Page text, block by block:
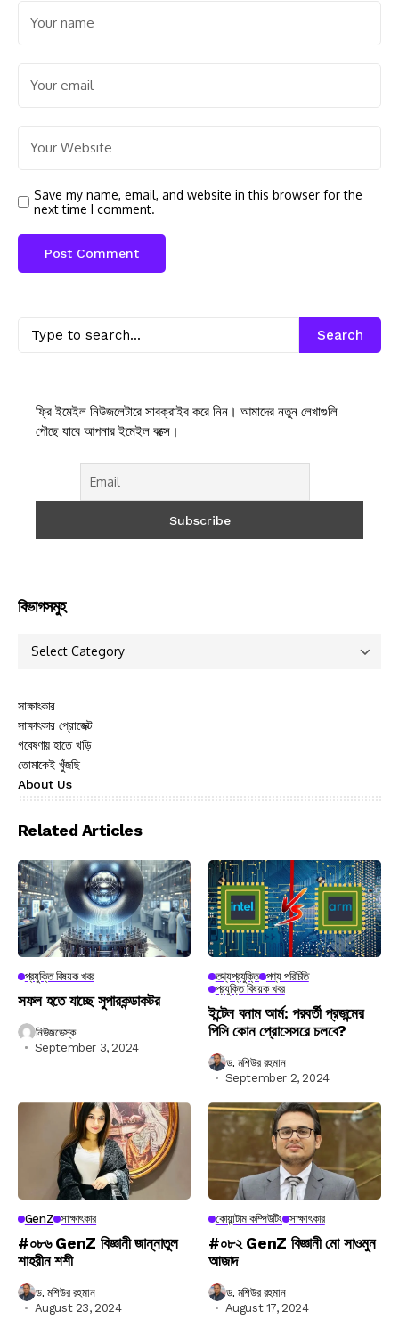
Save my name, email, and website in this browser for the
next time I comment.
Search
ফ্রি ইমেইল নিউজলেটারে সাবক্রাইব করে নিন। আমাদের নতুন লেখাগুলি
পৌছে যাবে আপনার ইমেইল বক্সে।
বিভাগসমুহ
সাক্ষাৎকার
সাক্ষাৎকার প্রোজেক্ট
গবেষণায় হাতে খড়ি
তোমাকেই খুঁজছি
About Us
Related Articles
প্রযুক্তি বিষয়ক খবর
সফল হতে যাচ্ছে সুপারকন্ডাকটর
নিউজডেস্ক
September 3, 2024
তথ্যপ্রযুক্তি পণ্য পরিচিতি
প্রযুক্তি বিষয়ক খবর
ইন্টেল বনাম আর্ম: পরবর্তী প্রজন্মের
পিসি কোন প্রোসেসরে চলবে?
ড. মশিউর রহমান
September 2, 2024
GenZ সাক্ষাৎকার
#০৮৬ GenZ বিজ্ঞানী জান্নাতুল
শাহরীন শশী
ড. মশিউর রহমান
August 23, 2024
কোয়ান্টাম কম্পিউটিং সাক্ষাৎকার
#০৮২ GenZ বিজ্ঞানী মো সাওমুন
আজাদ
ড. মশিউর রহমান
August 17, 2024